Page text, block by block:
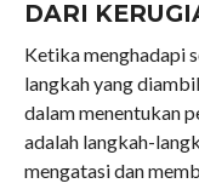
DARI
Ketika menghadapi
langkah yang
dalam menentukan
adalah langkah-
mengatasi dan